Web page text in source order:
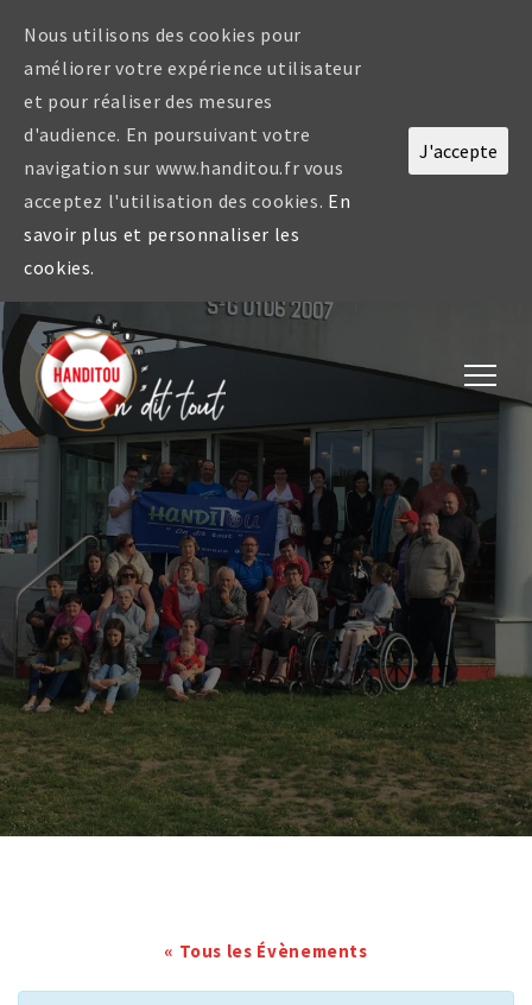
« Tous les Évènements
Nous utilisons des cookies pour
améliorer votre expérience utilisateur
et pour réaliser des mesures
d'audience. En poursuivant votre
navigation sur www.handitou.fr vous
acceptez l'utilisation des cookies. En
savoir plus et personnaliser les
cookies.
J'accepte